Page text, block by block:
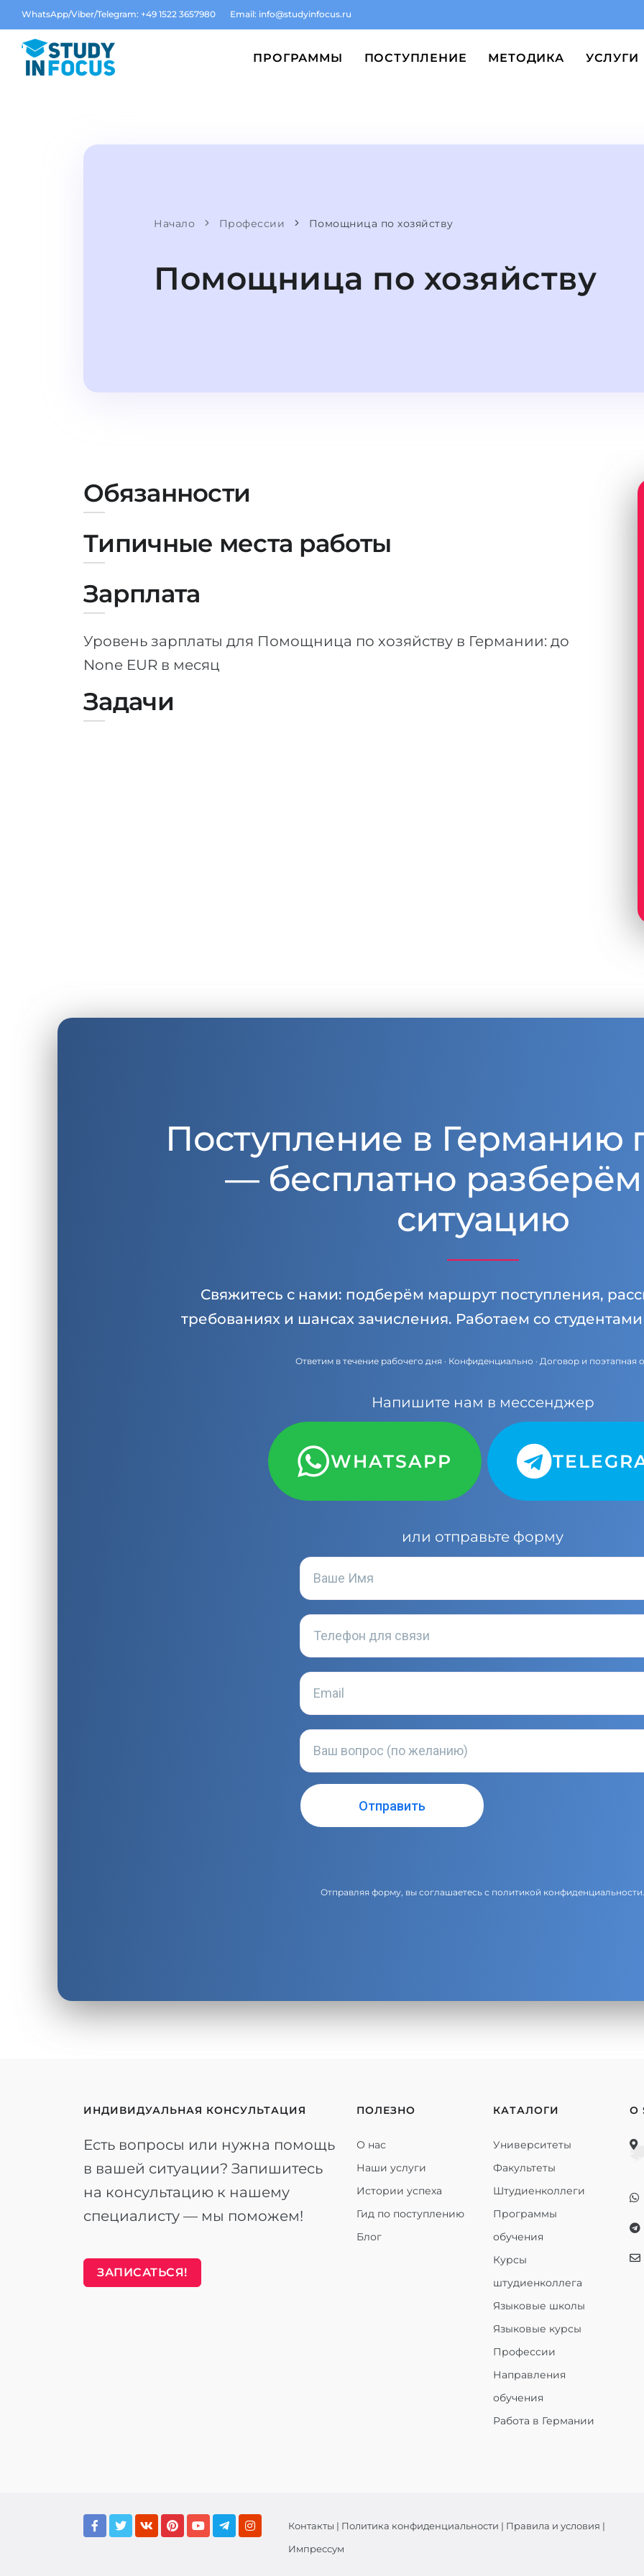
WhatsApp/Viber/Telegram: +49 1522 3657980 Email: info@studyinfocus.ru
ПРОГРАММЫ ПОСТУПЛЕНИЕ МЕТОДИКА УСЛУГИ
Начало Профессии Помощница по хозяйству
Помощница по хозяйству
Обязанности
Типичные места работы
Зарплата
Уровень зарплаты для Помощница по хозяйству в Германии: до
None EUR в месяц
Задачи
Поступление в Германию
— бесплатно
ситуацию
Свяжитесь с нами: подберём маршрут поступления,
требованиях и шансах зачисления. Работаем со
Ответим в течение рабочего дня · Конфиденциально · Договор и поэтапная
Напишите нам в мессенджер
WHATSAPP
или отправьте форму
Отправляя форму, вы соглашаетесь с политикой конфиденциальности
ИНДИВИДУАЛЬНАЯ КОНСУЛЬТАЦИЯ
Есть вопросы или нужна помощь
в вашей ситуации? Запишитесь
на консультацию к нашему
специалисту — мы поможем!
ЗАПИСАТЬСЯ!
ПОЛЕЗНО
О нас
Наши услуги
Истории успеха
Гид по поступлению
Блог
КАТАЛОГИ
Университеты
Факультеты
Штудиенколлеги
Программы
обучения
Курсы
штудиенколлега
Языковые школы
Языковые курсы
Профессии
Направления
обучения
Работа в Германии
О
Контакты | Политика конфиденциальности | Правила и условия |
Импрессум